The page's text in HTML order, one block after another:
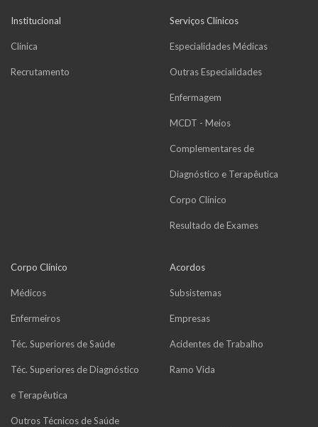
Institucional
Clínica
Recrutamento
Serviços Clínicos
Especialidades Médicas
Outras Especialidades
Enfermagem
MCDT - Meios
Complementares de
Diagnóstico e Terapêutica
Corpo Clínico
Resultado de Exames
Corpo Clínico
Médicos
Enfermeiros
Téc. Superiores de Saúde
Téc. Superiores de Diagnóstico
e Terapêutica
Outros Técnicos de Saúde
Acordos
Subsistemas
Empresas
Acidentes de Trabalho
Ramo Vida